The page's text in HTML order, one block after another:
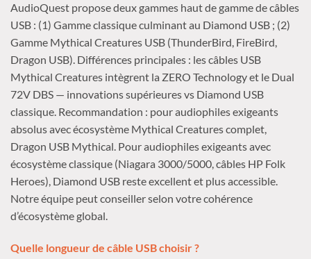
AudioQuest propose deux gammes haut de gamme de câbles
USB : (1) Gamme classique culminant au Diamond USB ; (2)
Gamme Mythical Creatures USB (ThunderBird, FireBird,
Dragon USB). Différences principales : les câbles USB
Mythical Creatures intègrent la ZERO Technology et le Dual
72V DBS — innovations supérieures vs Diamond USB
classique. Recommandation : pour audiophiles exigeants
absolus avec écosystème Mythical Creatures complet,
Dragon USB Mythical. Pour audiophiles exigeants avec
écosystème classique (Niagara 3000/5000, câbles HP Folk
Heroes), Diamond USB reste excellent et plus accessible.
Notre équipe peut conseiller selon votre cohérence
d’écosystème global.
Quelle longueur de câble USB choisir ?